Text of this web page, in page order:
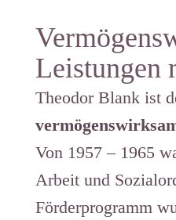
Leistungen
Theodor Blank ist
Von 1957 – 1965
Arbeit und
Förderprogramm